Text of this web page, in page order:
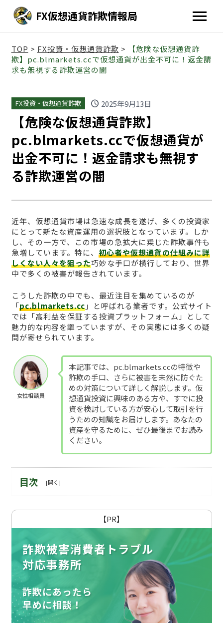
FX仮想通貨詐欺情報局
TOP > FX投資・仮想通貨詐欺 >
【危険な仮想通貨詐
欺】pc.blmarkets.ccで仮想通貨が出金不可に！返金請
求も無視する詐欺運営の闇
FX投資・仮想通貨詐欺 schedule 2025年9月13日
【危険な仮想通貨詐欺】
pc.blmarkets.ccで仮想通貨が
出金不可に！返金請求も無視す
る詐欺運営の闇
近年、仮想通貨市場は急速な成長を遂げ、多くの投資家
にとって新たな資産運用の選択肢となっています。しか
し、その一方で、この市場の急拡大に乗じた詐欺事件も
急増しています。特に、 初心者や仮想通貨の仕組みに詳
しくない人々を狙った巧妙な手口が横行しており、世界
中で多くの被害が報告されています。
こうした詐欺の中でも、最近注目を集めているのが
「pc.blmarkets.cc」と呼ばれる業者です。公式サイト
では「高利益を保証する投資プラットフォーム」として
魅力的な内容を謳っていますが、その実態には多くの疑
問が寄せられています。
女性相談員
本記事では、pc.blmarkets.ccの特徴や
詐欺の手口、さらに被害を未然に防ぐた
めの対策について詳しく解説します。仮
想通貨投資に興味のある方や、すでに投
資を検討している方が安心して取引を行
うための知識をお届けします。あなたの
資産を守るために、ぜひ最後までお読み
ください。
目次
【PR】
詐欺被害消費者トラブル
対応事務所
詐欺にあったら
早めに相談！